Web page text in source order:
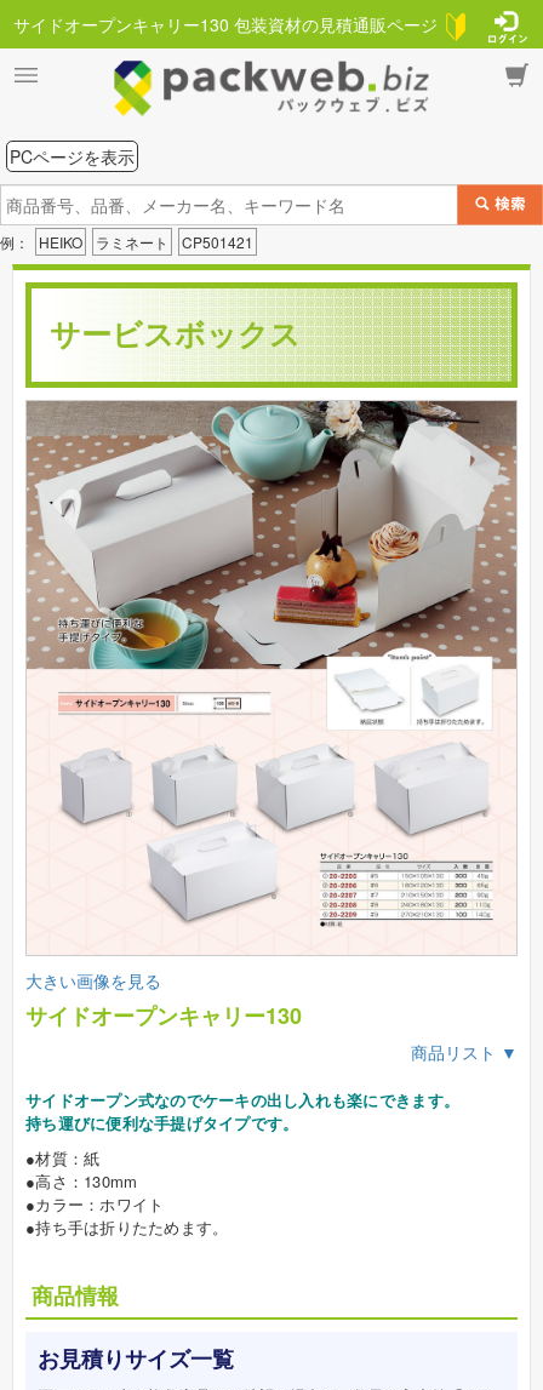
サイドオープンキャリー130 包装資材の見積通販ページ
PCページを表示
例： HEIKO ラミネート CP501421
サービスボックス
大きい画像を見る
サイドオープンキャリー130
商品リスト ▼
サイドオープン式なのでケーキの出し入れも楽にできます。
持ち運びに便利な手提げタイプです。
●材質：紙
●高さ：130mm
●カラー：ホワイト
●持ち手は折りたためます。
商品情報
お見積りサイズ一覧